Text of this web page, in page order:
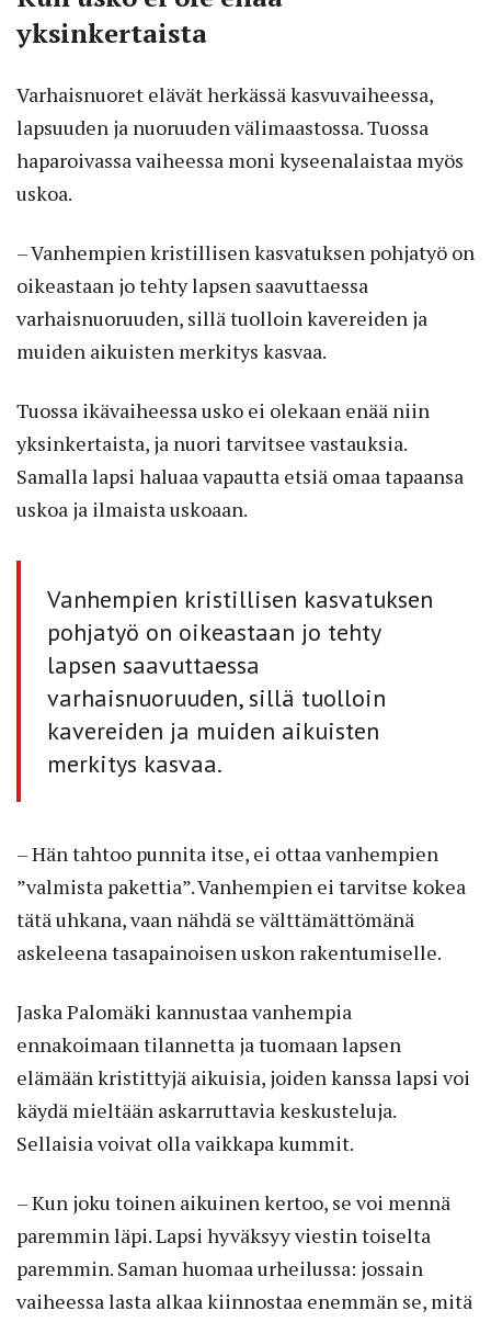
yksinkertaista
Varhaisnuoret elävät herkässä kasvuvaiheessa,
lapsuuden ja nuoruuden välimaastossa. Tuossa
haparoivassa vaiheessa moni kyseenalaistaa myös
uskoa.
– Vanhempien kristillisen kasvatuksen pohjatyö on
oikeastaan jo tehty lapsen saavuttaessa
varhaisnuoruuden, sillä tuolloin kavereiden ja
muiden aikuisten merkitys kasvaa.
Tuossa ikävaiheessa usko ei olekaan enää niin
yksinkertaista, ja nuori tarvitsee vastauksia.
Samalla lapsi haluaa vapautta etsiä omaa tapaansa
uskoa ja ilmaista uskoaan.
Vanhempien kristillisen kasvatuksen
pohjatyö on oikeastaan jo tehty
lapsen saavuttaessa
varhaisnuoruuden, sillä tuolloin
kavereiden ja muiden aikuisten
merkitys kasvaa.
– Hän tahtoo punnita itse, ei ottaa vanhempien
”valmista pakettia”. Vanhempien ei tarvitse kokea
tätä uhkana, vaan nähdä se välttämättömänä
askeleena tasapainoisen uskon rakentumiselle.
Jaska Palomäki kannustaa vanhempia
ennakoimaan tilannetta ja tuomaan lapsen
elämään kristittyjä aikuisia, joiden kanssa lapsi voi
käydä mieltään askarruttavia keskusteluja.
Sellaisia voivat olla vaikkapa kummit.
– Kun joku toinen aikuinen kertoo, se voi mennä
paremmin läpi. Lapsi hyväksyy viestin toiselta
paremmin. Saman huomaa urheilussa: jossain
vaiheessa lasta alkaa kiinnostaa enemmän se, mitä